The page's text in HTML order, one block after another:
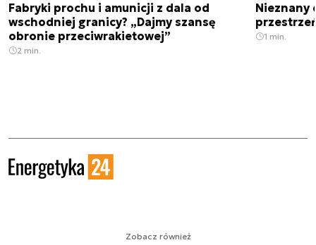
Fabryki prochu i amunicji z dala od
wschodniej granicy? „Dajmy szansę
obronie przeciwrakietowej”
2 min.
Nieznany
1 min.
Zobacz również